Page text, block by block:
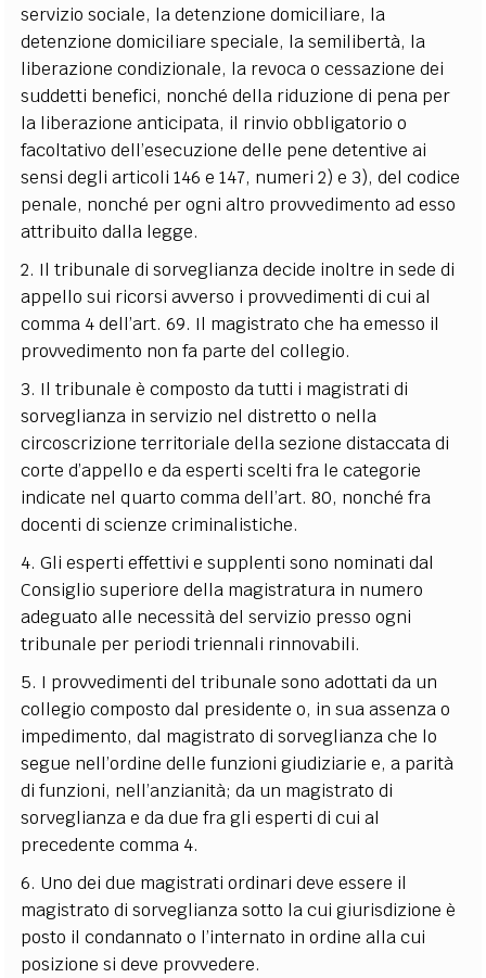
servizio sociale, la detenzione domiciliare, la
detenzione domiciliare speciale, la semilibertà, la
liberazione condizionale, la revoca o cessazione dei
suddetti benefici, nonché della riduzione di pena per
la liberazione anticipata, il rinvio obbligatorio o
facoltativo dell’esecuzione delle pene detentive ai
sensi degli articoli 146 e 147, numeri 2) e 3), del codice
penale, nonché per ogni altro provvedimento ad esso
attribuito dalla legge.
2. Il tribunale di sorveglianza decide inoltre in sede di
appello sui ricorsi avverso i provvedimenti di cui al
comma 4 dell’art. 69. Il magistrato che ha emesso il
provvedimento non fa parte del collegio.
3. Il tribunale è composto da tutti i magistrati di
sorveglianza in servizio nel distretto o nella
circoscrizione territoriale della sezione distaccata di
corte d’appello e da esperti scelti fra le categorie
indicate nel quarto comma dell’art. 80, nonché fra
docenti di scienze criminalistiche.
4. Gli esperti effettivi e supplenti sono nominati dal
Consiglio superiore della magistratura in numero
adeguato alle necessità del servizio presso ogni
tribunale per periodi triennali rinnovabili.
5. I provvedimenti del tribunale sono adottati da un
collegio composto dal presidente o, in sua assenza o
impedimento, dal magistrato di sorveglianza che lo
segue nell’ordine delle funzioni giudiziarie e, a parità
di funzioni, nell’anzianità; da un magistrato di
sorveglianza e da due fra gli esperti di cui al
precedente comma 4.
6. Uno dei due magistrati ordinari deve essere il
magistrato di sorveglianza sotto la cui giurisdizione è
posto il condannato o l’internato in ordine alla cui
posizione si deve provvedere.